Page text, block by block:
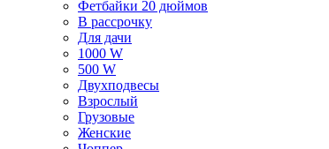
Фетбайки 20 дюймов
В рассрочку
Для дачи
1000 W
500 W
Двухподвесы
Взрослый
Грузовые
Женские